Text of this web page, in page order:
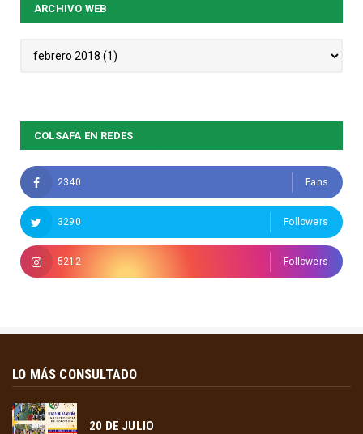
ARCHIVO WEB
COLSAFA EN REDES
2340 Fans
3290 Followers
5212 Followers
LO MÁS CONSULTADO
20 DE JULIO